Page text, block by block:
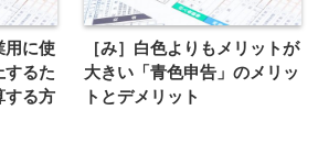
用に使
するた
する方
［み］白色よりもメリットが
大きい「青色申告」のメリッ
トとデメリット